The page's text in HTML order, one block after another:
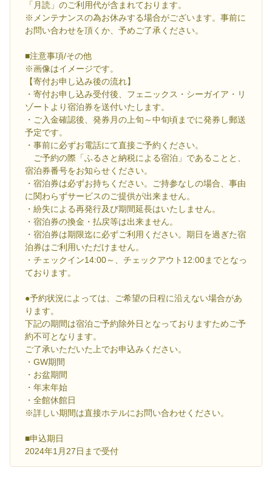
「月読」のご利用代が含まれております。
※メンテナンスの為お休みする場合がございます。事前に
お問い合わせを頂くか、予めご了承ください。
■注意事項/その他
※画像はイメージです。
【寄付お申し込み後の流れ】
・寄付お申し込み受付後、フェニックス・シーガイア・リ
ゾートより宿泊券を送付いたします。
・ご入金確認後、発券月の上旬～中旬頃までに発券し郵送
予定です。
・事前に必ずお電話にて直接ご予約ください。
ご予約の際「ふるさと納税による宿泊」であることと、
宿泊券番号をお知らせください。
・宿泊券は必ずお持ちください。ご持参なしの場合、事由
に関わらずサービスのご提供が出来ません。
・紛失による再発行及び期間延長はいたしません。
・宿泊券の換金・払戻等は出来ません。
・宿泊券は期限迄に必ずご利用ください。期日を過ぎた宿
泊券はご利用いただけません。
・チェックイン14:00～、チェックアウト12:00までとなっ
ております。
●予約状況によっては、ご希望の日程に沿えない場合があ
ります。
下記の期間は宿泊ご予約除外日となっておりますためご予
約不可となります。
ご了承いただいた上でお申込みください。
・GW期間
・お盆期間
・年末年始
・全館休館日
※詳しい期間は直接ホテルにお問い合わせください。
■申込期日
2024年1月27日まで受付